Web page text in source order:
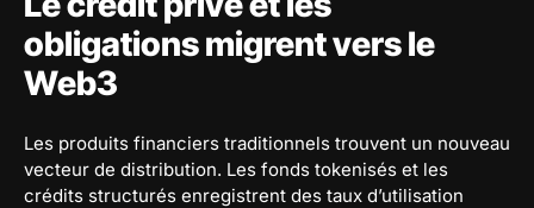
obligations migrent vers le
Web3
Les produits financiers traditionnels trouvent un nouveau
vecteur de distribution. Les fonds tokenisés et les
crédits structurés enregistrent des taux d’utilisation